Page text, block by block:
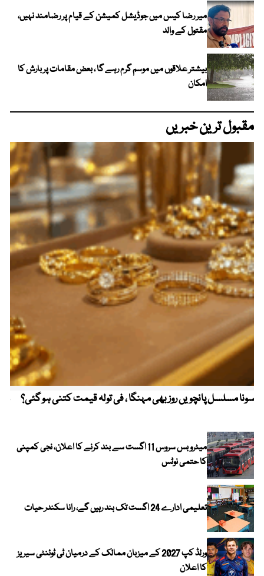
میر رضا کیس میں جوڈیشل کمیشن کے قیام پر رضامند نہیں،
مقتول کے والد
بیشتر علاقوں میں موسم گرم رہے گا ، بعض مقامات پر بارش کا
امکان
مقبول ترین خبریں
سونا مسلسل پانچویں روز بھی مہنگا ، فی تولہ قیمت کتنی ہو گئی؟
میٹرو بس سروس 11 اگست سے بند کرنے کا اعلان، نجی کمپنی
کا حتمی نوٹس
تعلیمی ادارے 24 اگست تک بند رہیں گے، رانا سکندر حیات
ورلڈ کپ 2027 کے میزبان ممالک کے درمیان ٹی ٹوئنٹی سیریز
کا اعلان